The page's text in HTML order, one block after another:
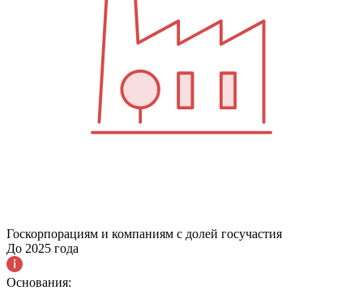
Госкорпорациям и компаниям с долей госучастия
До 2025 года
Основания: